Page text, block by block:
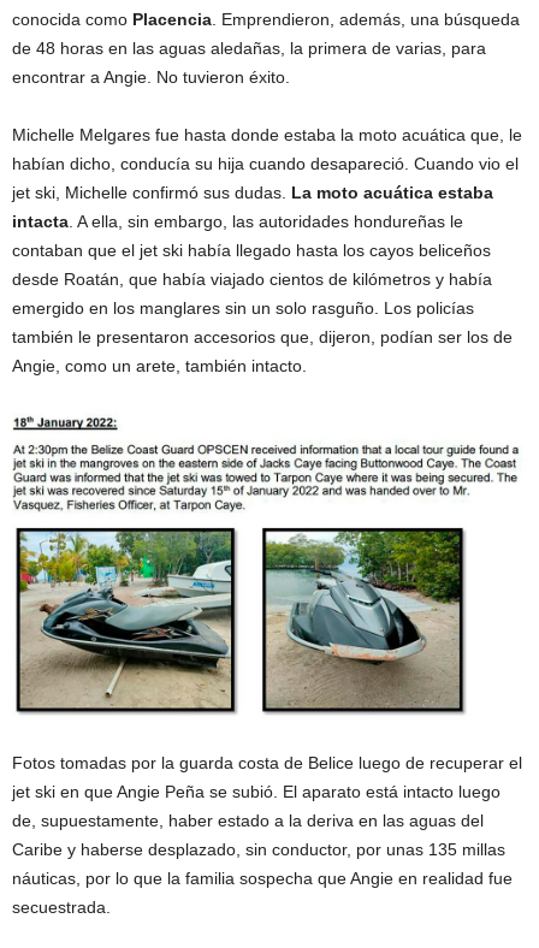
conocida como Placencia . Emprendieron, además, una búsqueda
de 48 horas en las aguas aledañas, la primera de varias, para
encontrar a Angie. No tuvieron éxito.
Michelle Melgares fue hasta donde estaba la moto acuática que, le
habían dicho, conducía su hija cuando desapareció. Cuando vio el
jet ski, Michelle confirmó sus dudas. La moto acuática estaba
intacta . A ella, sin embargo, las autoridades hondureñas le
contaban que el jet ski había llegado hasta los cayos beliceños
desde Roatán, que había viajado cientos de kilómetros y había
emergido en los manglares sin un solo rasguño. Los policías
también le presentaron accesorios que, dijeron, podían ser los de
Angie, como un arete, también intacto.
Fotos tomadas por la guarda costa de Belice luego de recuperar el
jet ski en que Angie Peña se subió. El aparato está intacto luego
de, supuestamente, haber estado a la deriva en las aguas del
Caribe y haberse desplazado, sin conductor, por unas 135 millas
náuticas, por lo que la familia sospecha que Angie en realidad fue
secuestrada.